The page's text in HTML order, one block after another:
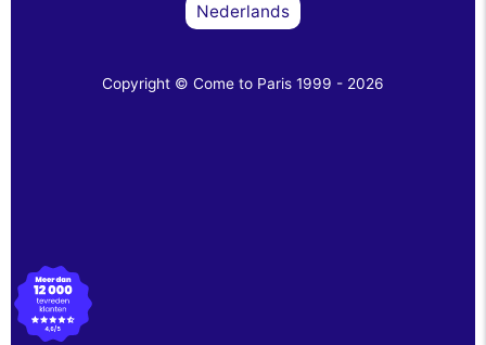
Nederlands
Copyright © Come to Paris 1999 - 2026